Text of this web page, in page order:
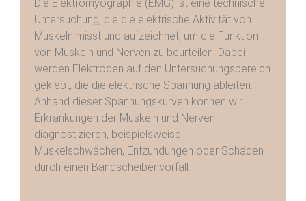
Die Elektromyographie (EMG) ist eine technische
Untersuchung, die die elektrische Aktivität von
Muskeln misst und aufzeichnet, um die Funktion
von Muskeln und Nerven zu beurteilen. Dabei
werden Elektroden auf den Untersuchungsbereich
geklebt, die die elektrische Spannung ableiten.
Anhand dieser Spannungskurven können wir
Erkrankungen der Muskeln und Nerven
diagnostizieren, beispielsweise
Muskelschwächen, Entzündungen oder Schäden
durch einen Bandscheibenvorfall.